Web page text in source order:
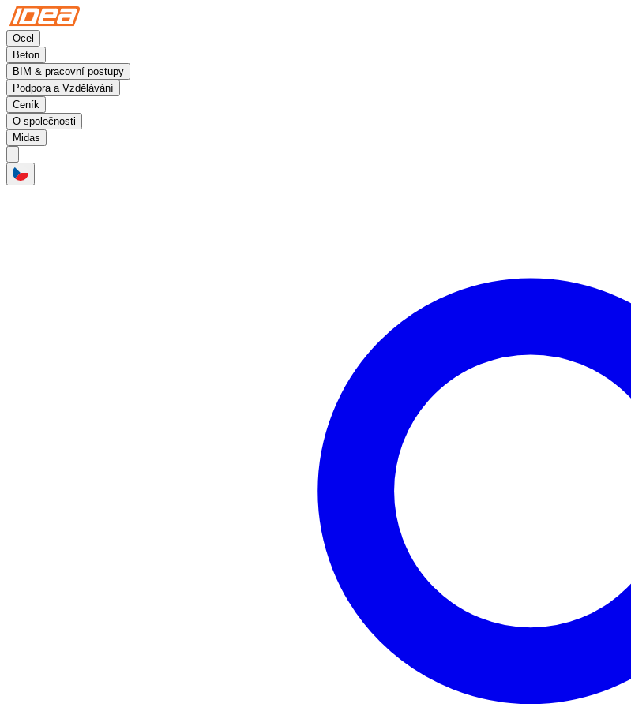
Ocel
Beton
BIM & pracovní postupy
Podpora a Vzdělávání
Ceník
O společnosti
Midas